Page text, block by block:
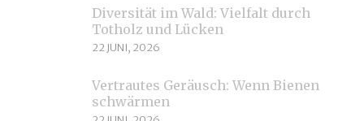
Diversität im Wald: Vielfalt durch
Totholz und Lücken
22 JUNI, 2026
Vertrautes Geräusch: Wenn Bienen
schwärmen